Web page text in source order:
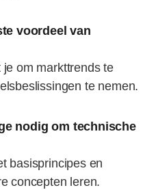
voordeel van
om markttrends te
te nemen.
nodig om technische
basisprincipes en
concepten leren.